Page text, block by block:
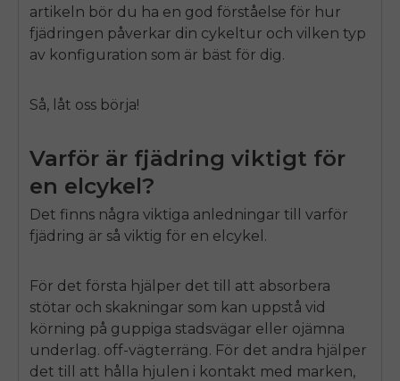
artikeln bör du ha en god förståelse för hur
fjädringen påverkar din cykeltur och vilken typ
av konfiguration som är bäst för dig.
Så, låt oss börja!
Varför är fjädring viktigt för
en elcykel?
Det finns några viktiga anledningar till varför
fjädring är så viktig för en elcykel.
För det första hjälper det till att absorbera
stötar och skakningar som kan uppstå vid
körning på guppiga stadsvägar eller ojämna
underlag. off-vägterräng. För det andra hjälper
det till att hålla hjulen i kontakt med marken,